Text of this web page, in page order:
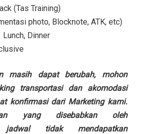
(Tas Training)
photo, Blocknote, ATK, etc)
Dinner
masih dapat berubah, mohon
transportasi dan akomodasi
konfirmasi dari Marketing kami.
yang disebabkan oleh
jadwal tidak mendapatkan